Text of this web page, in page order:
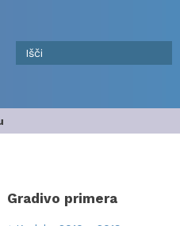
Gradivo primera